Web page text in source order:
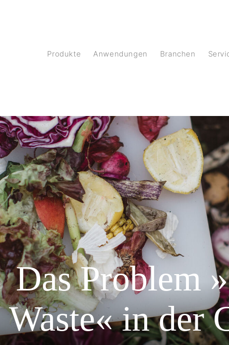
Produkte Anwendungen Branchen
Das Problem
Waste« in der